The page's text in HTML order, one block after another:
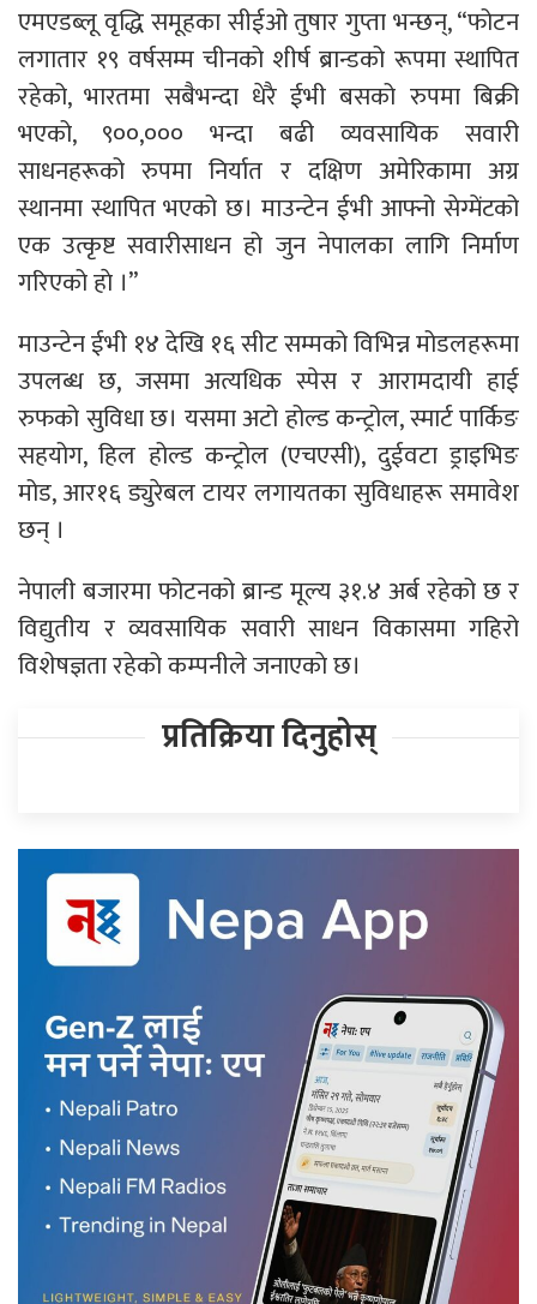
एमएडब्लू वृद्धि समूहका सीईओ तुषार गुप्ता भन्छन्, “फोटन
लगातार १९ वर्षसम्म चीनको शीर्ष ब्रान्डको रूपमा स्थापित
रहेको, भारतमा सबैभन्दा धेरै ईभी बसको रुपमा बिक्री
भएको, ९००,००० भन्दा बढी व्यवसायिक सवारी
साधनहरूको रुपमा निर्यात र दक्षिण अमेरिकामा अग्र
स्थानमा स्थापित भएको छ। माउन्टेन ईभी आफ्नो सेग्मेंटको
एक उत्कृष्ट सवारीसाधन हो जुन नेपालका लागि निर्माण
गरिएको हाे ।”
माउन्टेन ईभी १४ देखि १६ सीट सम्मको विभिन्न मोडलहरूमा
उपलब्ध छ, जसमा अत्यधिक स्पेस र आरामदायी हाई
रुफको सुविधा छ। यसमा अटो होल्ड कन्ट्रोल, स्मार्ट पार्किङ
सहयोग, हिल होल्ड कन्ट्रोल (एचएसी), दुईवटा ड्राइभिङ
मोड, आर१६ ड्युरेबल टायर लगायतका सुविधाहरू समावेश
छन् ।
नेपाली बजारमा फोटनको ब्रान्ड मूल्य ३१.४ अर्ब रहेको छ र
विद्युतीय र व्यवसायिक सवारी साधन विकासमा गहिरो
विशेषज्ञता रहेको कम्पनीले जनाएकाे छ।
प्रतिक्रिया दिनुहोस्